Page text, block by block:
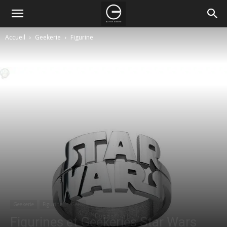
Accueil Geekerie Figurine
Figurine Geek
Figurines et Geekeries Star Wars